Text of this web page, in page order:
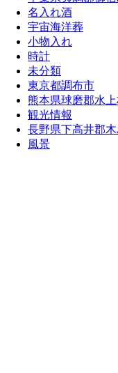
名入れ酒
宇宙海洋葬
小物入れ
時計
未分類
東京都調布市
熊本県球磨郡水
観光情報
長野県下高井郡
風景